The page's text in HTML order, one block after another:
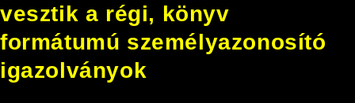
vesztik a régi, könyv
formátumú személyazonosító
igazolványok